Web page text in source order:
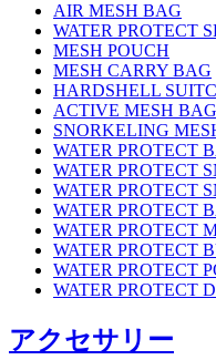
AIR MESH BAG
WATER PROTECT
MESH POUCH
MESH CARRY BAG
HARDSHELL
ACTIVE MESH BAG
SNORKELING
WATER PROTECT
WATER PROTECT
WATER PROTECT
WATER PROTECT
WATER PROTECT
WATER PROTECT
WATER PROTECT
WATER PROTECT
アクセサリー